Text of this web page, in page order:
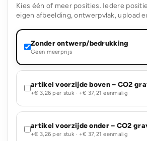
Kies één of meer posities. Iedere
eigen afbeelding, ontwerpvlak, upload
Zonder ontwerp/bedrukking
Geen meerprijs
artikel voorzijde boven – CO2
+€ 3,26 per stuk · +€ 37,21 eenmalig
artikel voorzijde onder – CO2
+€ 3,26 per stuk · +€ 37,21 eenmalig